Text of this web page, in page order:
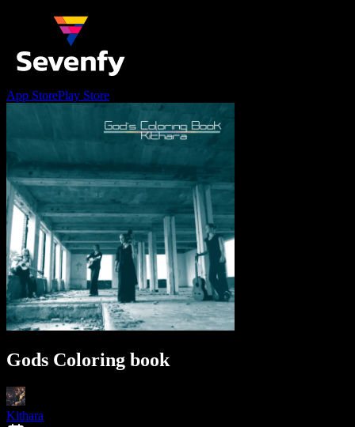
App StorePlay Store
Gods Coloring book
Kithara